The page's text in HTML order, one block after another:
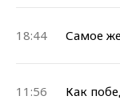
18:44 Самое
11:56 Как